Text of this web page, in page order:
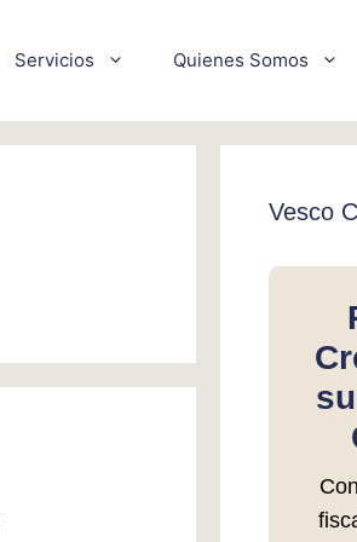
Servicios Quienes Somos
Vesco